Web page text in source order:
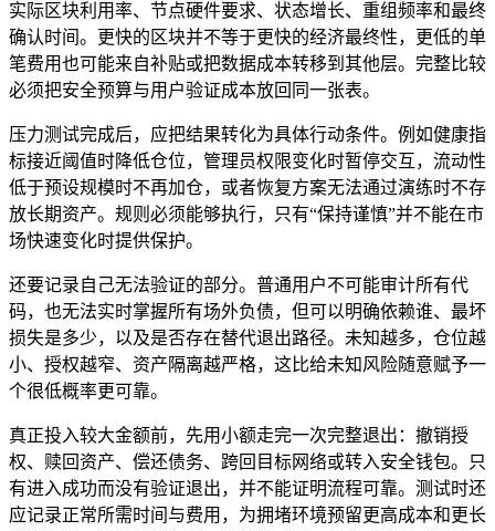
实际区块利用率、节点硬件要求、状态增长、重组频率和最终
确认时间。更快的区块并不等于更快的经济最终性，更低的单
笔费用也可能来自补贴或把数据成本转移到其他层。完整比较
必须把安全预算与用户验证成本放回同一张表。
压力测试完成后，应把结果转化为具体行动条件。例如健康指
标接近阈值时降低仓位，管理员权限变化时暂停交互，流动性
低于预设规模时不再加仓，或者恢复方案无法通过演练时不存
放长期资产。规则必须能够执行，只有“保持谨慎”并不能在市
场快速变化时提供保护。
还要记录自己无法验证的部分。普通用户不可能审计所有代
码，也无法实时掌握所有场外负债，但可以明确依赖谁、最坏
损失是多少，以及是否存在替代退出路径。未知越多，仓位越
小、授权越窄、资产隔离越严格，这比给未知风险随意赋予一
个很低概率更可靠。
真正投入较大金额前，先用小额走完一次完整退出：撤销授
权、赎回资产、偿还债务、跨回目标网络或转入安全钱包。只
有进入成功而没有验证退出，并不能证明流程可靠。测试时还
应记录正常所需时间与费用，为拥堵环境预留更高成本和更长